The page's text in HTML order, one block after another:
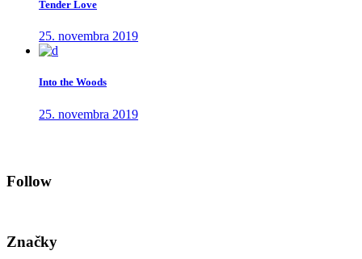
Tender Love
25. novembra 2019
Into the Woods
25. novembra 2019
Follow
Značky